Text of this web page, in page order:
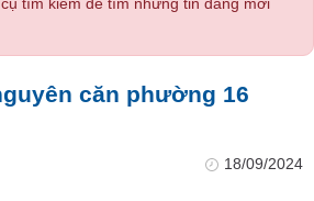
căn phường 16
18/09/2024